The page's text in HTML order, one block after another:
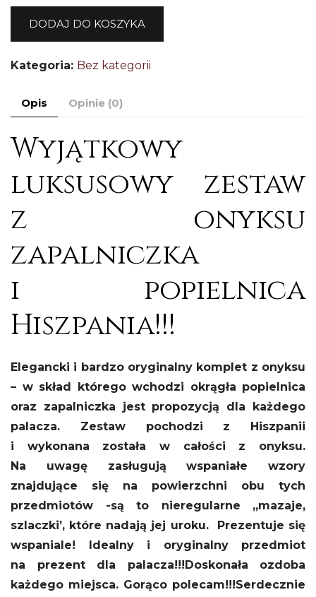
DODAJ DO KOSZYKA
Kategoria: Bez kategorii
Opis Opinie (0)
Wyjątkowy
luksusowy zestaw
z onyksu
zapalniczka
i popielnica
Hiszpania!!!
Elegancki i bardzo oryginalny komplet z onyksu
– w skład którego wchodzi okrągła popielnica
oraz zapalniczka jest propozycją dla każdego
palacza. Zestaw pochodzi z Hiszpanii
i wykonana została w całości z onyksu.
Na uwagę zasługują wspaniałe wzory
znajdujące się na powierzchni obu tych
przedmiotów -są to nieregularne „mazaje,
szlaczki’, które nadają jej uroku. Prezentuje się
wspaniale! Idealny i oryginalny przedmiot
na prezent dla palacza!!!Doskonała ozdoba
każdego miejsca. Gorąco polecam!!!Serdecznie